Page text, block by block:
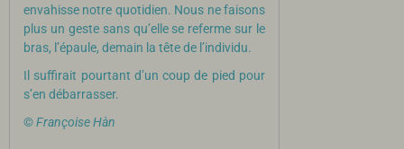
envahisse notre quotidien. Nous ne faisons
plus un geste sans qu’elle se referme sur le
bras, l’épaule, demain la tête de l’individu.
Il suffirait pourtant d’un coup de pied pour
s’en débarrasser.
©Françoise Hàn